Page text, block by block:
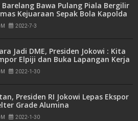
Bawa Pulang Piala Bergilir
Kejuaraan Sepak Bola Kapolda
2022
2022-7-3
Jadi DME, Presiden Jokowi : Kita
Elpiji dan Buka Lapangan Kerja
2022-1-30
Presiden RI Jokowi Lepas Ekspor
Grade Alumina
2022-1-30